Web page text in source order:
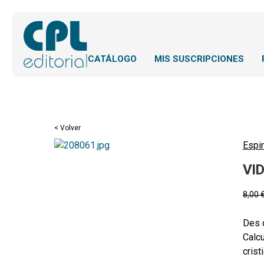
CATÁLOGO MIS SUSCRIPCIONES
< Volver
8,00
Des